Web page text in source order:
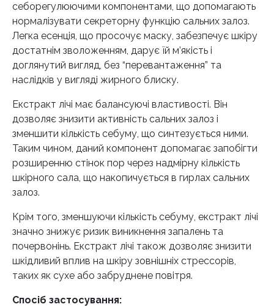
себорегулюючими компонентами, що допомагають
нормалізувати секреторну функцію сальних залоз.
Легка есенція, що просочує маску, забезпечує шкіру
достатнім зволоженням, дарує їй м’якість і
доглянутий вигляд, без “перевантаження” та
наслідків у вигляді жирного блиску.
Екстракт лічі має балансуючі властивості. Він
дозволяє знизити активність сальних залоз і
зменшити кількість себуму, що синтезується ними.
Таким чином, даний компонент допомагає запобігти
розширенню стінок пор через надмірну кількість
шкірного сала, що накопичується в гирлах сальних
залоз.
Крім того, зменшуючи кількість себуму, екстракт лічі
значно знижує ризик виникнення запалень та
почервонінь. Екстракт лічі також дозволяє знизити
шкідливий вплив на шкіру зовнішніх стрессорів,
таких як сухе або забруднене повітря.
Спосіб застосування: